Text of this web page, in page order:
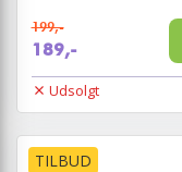
199,-
189,-
Udsolgt
TILBUD